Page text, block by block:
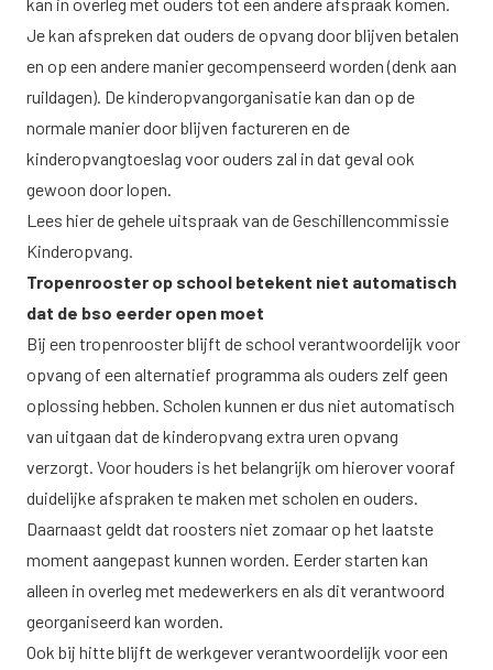
Je kan afspreken dat ouders de opvang door blijven betalen
en op een andere manier gecompenseerd worden (denk aan
ruildagen). De kinderopvangorganisatie kan dan op de
normale manier door blijven factureren en de
kinderopvangtoeslag voor ouders zal in dat geval ook
gewoon door lopen.
Lees hierde gehele uitspraak van de Geschillencommissie
Kinderopvang.
Tropenrooster op school betekent niet automatisch
dat de bso eerder open moet
Bij een tropenrooster blijft de school verantwoordelijk voor
opvang of een alternatief programma als ouders zelf geen
oplossing hebben. Scholen kunnen er dus niet automatisch
van uitgaan dat de kinderopvang extra uren opvang
verzorgt. Voor houders is het belangrijk om hierover vooraf
duidelijke afspraken te maken met scholen en ouders.
Daarnaast geldt dat roosters niet zomaar op het laatste
moment aangepast kunnen worden. Eerder starten kan
alleen in overleg met medewerkers en als dit verantwoord
georganiseerd kan worden.
Ook bij hitte blijft de werkgever verantwoordelijk voor een